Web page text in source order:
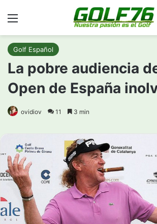
Golf Español
La pobre audiencia
Open de España
ovidiov 11 3 min